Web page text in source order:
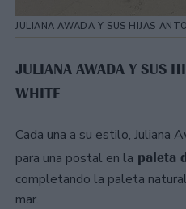
JULIANA AWADA Y SUS HIJAS
JULIANA AWADA Y SUS
WHITE
Cada una a su estilo, Juliana
para una postal en la paleta
completando la paleta
mar.